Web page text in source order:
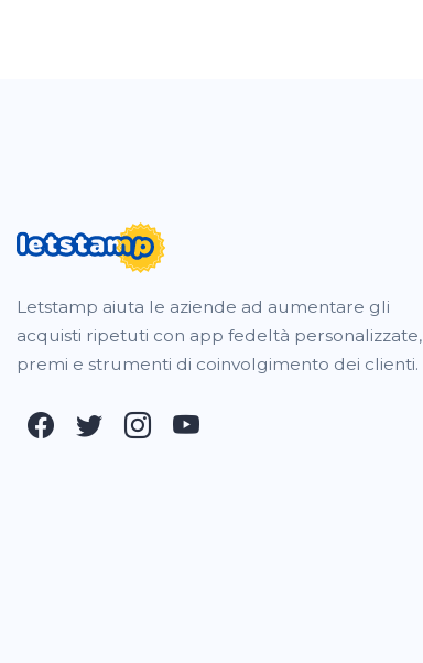
Letstamp aiuta le aziende ad aumentare gli
acquisti ripetuti con app fedeltà personalizzate,
premi e strumenti di coinvolgimento dei clienti.